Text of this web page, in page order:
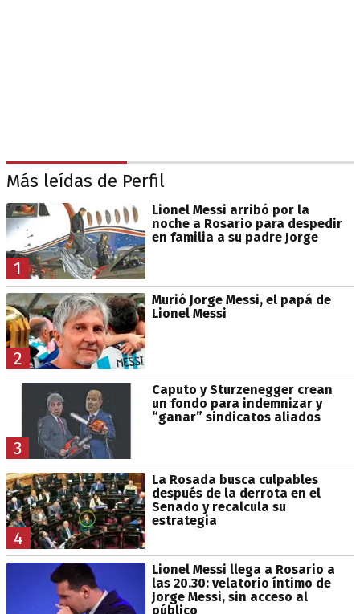
Más leídas de Perfil
1
Lionel Messi arribó por la
noche a Rosario para despedir
en familia a su padre Jorge
2
Murió Jorge Messi, el papá de
Lionel Messi
3
Caputo y Sturzenegger crean
un fondo para indemnizar y
“ganar” sindicatos aliados
4
La Rosada busca culpables
después de la derrota en el
Senado y recalcula su
estrategia
Lionel Messi llega a Rosario a
las 20.30: velatorio íntimo de
Jorge Messi, sin acceso al
público